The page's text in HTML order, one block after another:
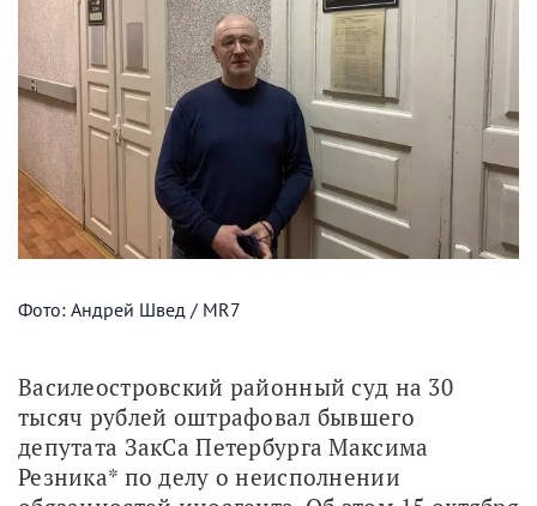
Фото: Андрей Швед / MR7
Василеостровский районный суд на 30
тысяч рублей оштрафовал бывшего
депутата ЗакСа Петербурга Максима
Резника* по делу о неисполнении